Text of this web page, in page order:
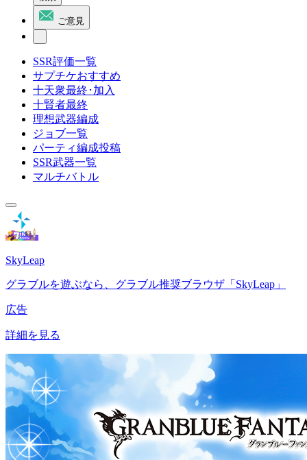
ご意見
SSR評価一覧
サプチケおすすめ
十天衆最終･加入
十賢者最終
理想武器編成
ジョブ一覧
パーティ編成投稿
SSR武器一覧
マルチバトル
SkyLeap
グラブルを遊ぶなら、グラブル推奨ブラウザ「SkyLeap」
広告
詳細を見る